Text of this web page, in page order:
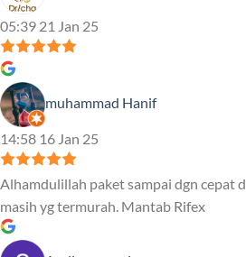
05:39 21 Jan 25
muhammad Hanif
14:58 16 Jan 25
Alhamdulillah paket sampai dgn cepat
masih yg termurah. Mantab Rifex